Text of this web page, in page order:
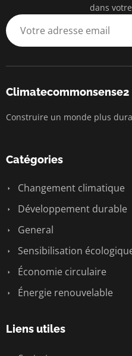
dans
Climatecommonsense2
Construire un monde plus
Catégories
Changement climatique
Développement durable
General
Sensibilisation
Économie circulaire
Énergie renouvelable
Liens utiles